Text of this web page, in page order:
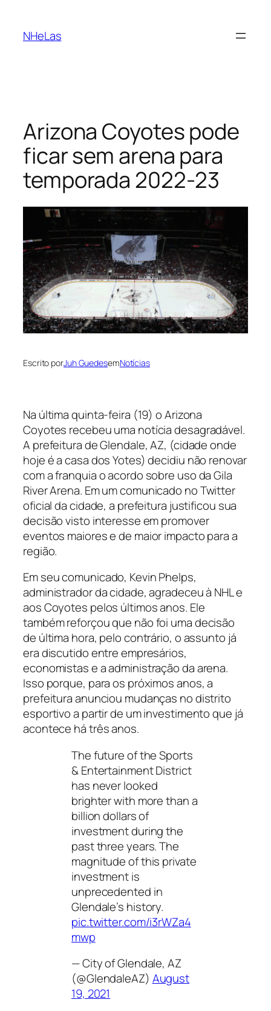
NHeLas
Arizona Coyotes pode
ficar sem arena para
temporada 2022-23
Escrito porJuh GuedesemNotícias
Na última quinta-feira (19) o Arizona
Coyotes recebeu uma notícia desagradável.
A prefeitura de Glendale, AZ, (cidade onde
hoje é a casa dos Yotes) decidiu não renovar
com a franquia o acordo sobre uso da Gila
River Arena. Em um comunicado no Twitter
oficial da cidade, a prefeitura justificou sua
decisão visto interesse em promover
eventos maiores e de maior impacto para a
região.
Em seu comunicado, Kevin Phelps,
administrador da cidade, agradeceu à NHL e
aos Coyotes pelos últimos anos. Ele
também reforçou que não foi uma decisão
de última hora, pelo contrário, o assunto já
era discutido entre empresários,
economistas e a administração da arena.
Isso porque, para os próximos anos, a
prefeitura anunciou mudanças no distrito
esportivo a partir de um investimento que já
acontece há três anos.
The future of the Sports
& Entertainment District
has never looked
brighter with more than a
billion dollars of
investment during the
past three years. The
magnitude of this private
investment is
unprecedented in
Glendale’s history.
pic.twitter.com/i3rWZa4
mwp
— City of Glendale, AZ
(@GlendaleAZ) August
19, 2021